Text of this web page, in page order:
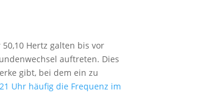
Hertz galten bis vor
auftreten. Dies
gibt, bei dem ein zu
Uhr häufig die Frequenz im